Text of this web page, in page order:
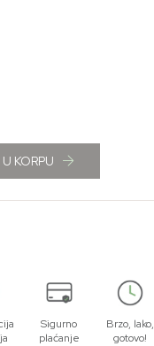
KORPU
Sigurno
plaćanje
Brzo, lako,
gotovo!